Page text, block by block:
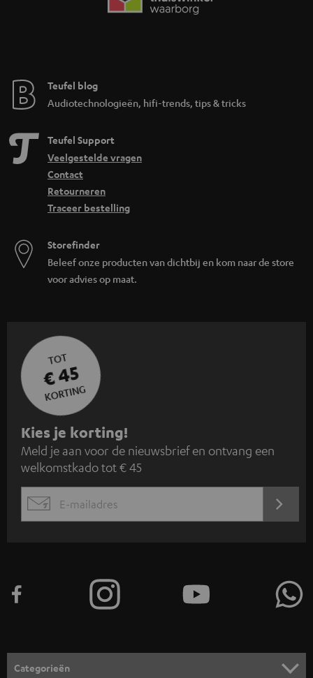
Teufel blog
Audiotechnologieën, hifi-trends, tips & tricks
Teufel Support
Veelgestelde vragen
Contact
Retourneren
Traceer bestelling
Storefinder
Beleef onze producten van dichtbij en kom naar de store
voor advies op maat.
TOT
€ 45
KORTING
A
a
n
m
e
n
o
Kies je korting!
Meld je aan voor de nieuwsbrief en ontvang een
welkomstkado tot € 45
EMAIL
Categorieën